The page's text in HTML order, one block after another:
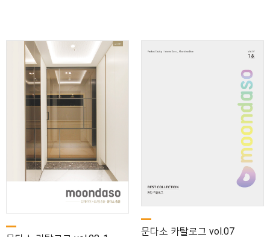
문다소 카탈로그 vol.07